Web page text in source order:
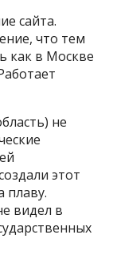
сайта.
что тем
как в Москве
не
этот
плаву.
видел в